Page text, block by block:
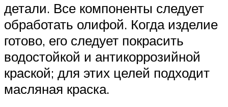
детали. Все компоненты следует
обработать олифой. Когда изделие
готово, его следует покрасить
водостойкой и антикоррозийной
краской; для этих целей подходит
масляная краска.